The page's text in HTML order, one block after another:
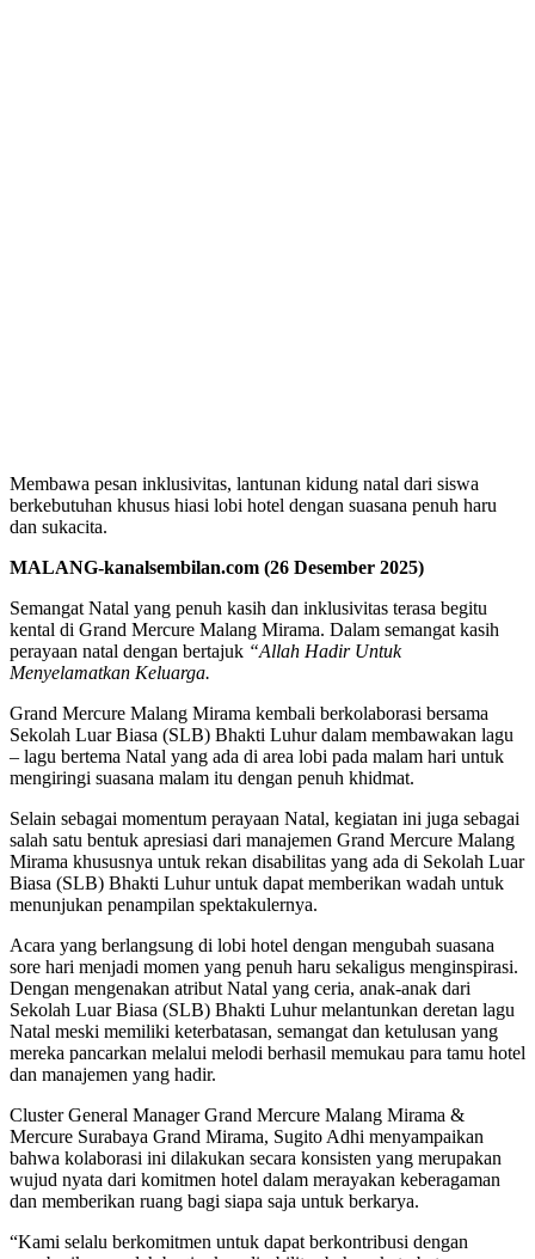
Membawa pesan inklusivitas, lantunan kidung natal dari siswa
berkebutuhan khusus hiasi lobi hotel dengan suasana penuh haru
dan sukacita.
MALANG-kanalsembilan.com (26 Desember 2025)
Semangat Natal yang penuh kasih dan inklusivitas terasa begitu
kental di Grand Mercure Malang Mirama. Dalam semangat kasih
perayaan natal dengan bertajuk “Allah Hadir Untuk
Menyelamatkan Keluarga.
Grand Mercure Malang Mirama kembali berkolaborasi bersama
Sekolah Luar Biasa (SLB) Bhakti Luhur dalam membawakan lagu
– lagu bertema Natal yang ada di area lobi pada malam hari untuk
mengiringi suasana malam itu dengan penuh khidmat.
Selain sebagai momentum perayaan Natal, kegiatan ini juga sebagai
salah satu bentuk apresiasi dari manajemen Grand Mercure Malang
Mirama khususnya untuk rekan disabilitas yang ada di Sekolah Luar
Biasa (SLB) Bhakti Luhur untuk dapat memberikan wadah untuk
menunjukan penampilan spektakulernya.
Acara yang berlangsung di lobi hotel dengan mengubah suasana
sore hari menjadi momen yang penuh haru sekaligus menginspirasi.
Dengan mengenakan atribut Natal yang ceria, anak-anak dari
Sekolah Luar Biasa (SLB) Bhakti Luhur melantunkan deretan lagu
Natal meski memiliki keterbatasan, semangat dan ketulusan yang
mereka pancarkan melalui melodi berhasil memukau para tamu hotel
dan manajemen yang hadir.
Cluster General Manager Grand Mercure Malang Mirama &
Mercure Surabaya Grand Mirama, Sugito Adhi menyampaikan
bahwa kolaborasi ini dilakukan secara konsisten yang merupakan
wujud nyata dari komitmen hotel dalam merayakan keberagaman
dan memberikan ruang bagi siapa saja untuk berkarya.
“Kami selalu berkomitmen untuk dapat berkontribusi dengan